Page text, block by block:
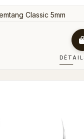
Classic 5mm